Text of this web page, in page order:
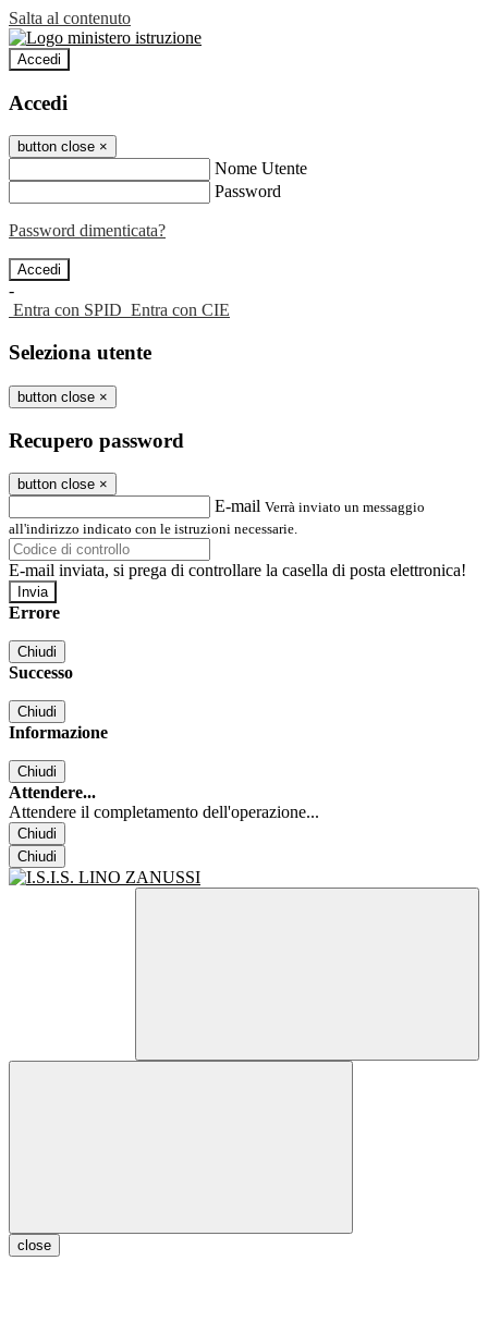
Salta al contenuto
Accedi
Accedi
button close ×
Nome Utente
Password
Password dimenticata?
-
Entra con SPID Entra con CIE
Seleziona utente
button close ×
Recupero password
button close ×
E-mail Verrà inviato un messaggio
all'indirizzo indicato con le istruzioni necessarie.
E-mail inviata, si prega di controllare la casella di posta elettronica!
Errore
Chiudi
Successo
Chiudi
Informazione
Chiudi
Attendere...
Attendere il completamento dell'operazione...
Chiudi
Chiudi
close